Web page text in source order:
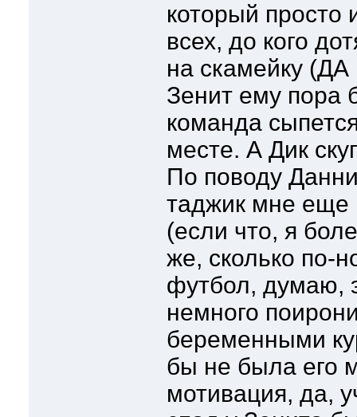
который просто
всех, до кого
на скамейку (ДА
Зенит ему пора
команда
месте. А Дик
По поводу
таджик мне еще
(если что, я
же, сколько по-
футбол, думаю,
немного
беременными
бы не была его
мотивация, да,